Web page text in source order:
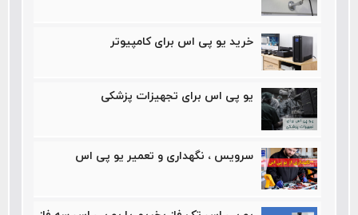
خرید یو پی اس برای کامپیوتر
یو پی اس برای تجهیزات پزشکی
سرویس ، نگهداری و تعمیر یو پی اس